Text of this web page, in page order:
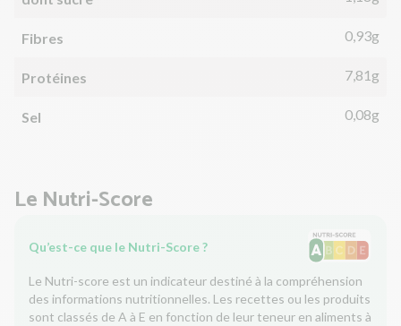
Fibres 0,93g
Protéines 7,81g
Sel 0,08g
Le Nutri-Score
Qu’est-ce que le Nutri-Score ?
Le Nutri-score est un indicateur destiné à la compréhension
des informations nutritionnelles. Les recettes ou les produits
sont classés de A à E en fonction de leur teneur en aliments à